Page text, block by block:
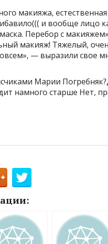
макияжа,
и вообще лицо
Перебор с
макияж! Тяжелый,
— выразили свое
Марии
намного старше Нет,